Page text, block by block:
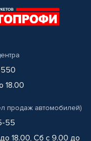
18.00
продаж автомобилей)
55
18.00, Сб с 9.00 до